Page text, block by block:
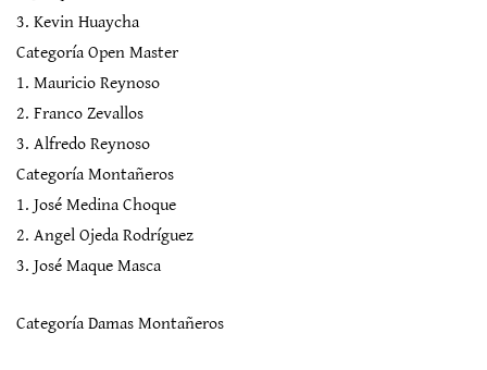
3. Kevin Huaycha
Categoría Open Master
1. Mauricio Reynoso
2. Franco Zevallos
3. Alfredo Reynoso
Categoría Montañeros
1. José Medina Choque
2. Angel Ojeda Rodríguez
3. José Maque Masca
Categoría Damas Montañeros